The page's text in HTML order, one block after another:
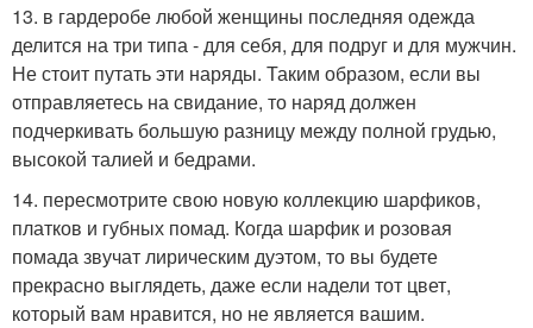
13. в гардеробе любой женщины последняя одежда
делится на три типа - для себя, для подруг и для мужчин.
Не стоит путать эти наряды. Таким образом, если вы
отправляетесь на свидание, то наряд должен
подчеркивать большую разницу между полной грудью,
высокой талией и бедрами.
14. пересмотрите свою новую коллекцию шарфиков,
платков и губных помад. Когда шарфик и розовая
помада звучат лирическим дуэтом, то вы будете
прекрасно выглядеть, даже если надели тот цвет,
который вам нравится, но не является вашим.